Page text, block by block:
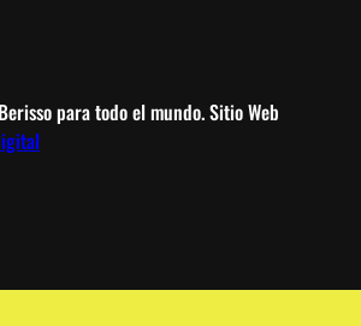
para todo el mundo. Sitio Web